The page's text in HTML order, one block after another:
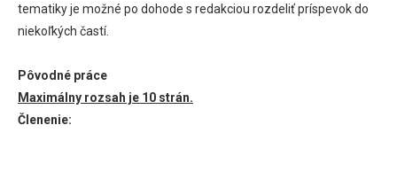
tematiky je možné po dohode s redakciou rozdeliť príspevok do
niekoľkých častí.
Pôvodné práce
Maximálny rozsah je 10 strán.
Členenie: